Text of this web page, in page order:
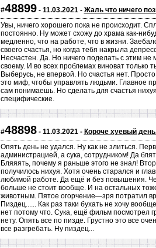
#48899- 11.03.2021 - Жаль что ничего
Увы, ничего хорошего пока не происходит.
постоянно. Ну может схожу до храма как-
медленно, что на работе, что в жизни.
своего счастья, но когда тебя накрыла
Несчастен. Да. Но ничего поделать с этим
своему. И во всех проблемах виноват только
Выберусь, не впервой. Но счастья нет.
это миф, чтобы управлять людьми. Главное
сам понимаешь. Но сделать для счастья
специфические.
#48898- 11.03.2021 - Короче хуевый
Опять день не удался. Ну как не злиться.
администрацией, а сука, сотрудником! Да
Бляяять, почему я раньше этого не знал!
получилось нихуя. Хотя очень старался и
любимой работе. Да ещё и без повышения.
больше не стоит вообще. И на остальных
животным. Пятое огорчение—зря потратил
Пиздец...... Как раз таки бухать не хочу
нет потому что. Сука, ещё фильм посмотрел
нету. Опять все по пизде. Грустно это все
все разгребать. Ну пиздец...